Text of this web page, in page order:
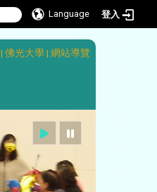
Language 登入
| 佛光大學| 網站導覽